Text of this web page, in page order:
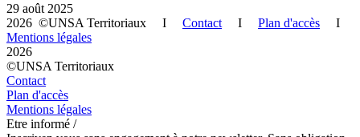
29 août 2025
2026 ©UNSA Territoriaux I Contact I Plan d'accès I
Mentions légales
2026
©UNSA Territoriaux
Contact
Plan d'accès
Mentions légales
Etre informé /